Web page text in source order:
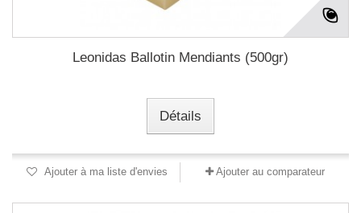
Leonidas Ballotin Mendiants (500gr)
Détails
Ajouter à ma liste d'envies Ajouter au comparateur